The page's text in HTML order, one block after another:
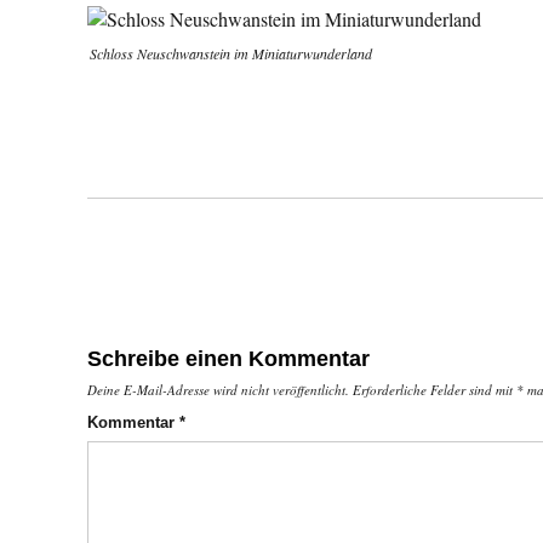
Schloss Neuschwanstein im Miniaturwunderland
Schreibe einen Kommentar
Deine E-Mail-Adresse wird nicht veröffentlicht. Erforderliche Felder sind mit *
Kommentar *